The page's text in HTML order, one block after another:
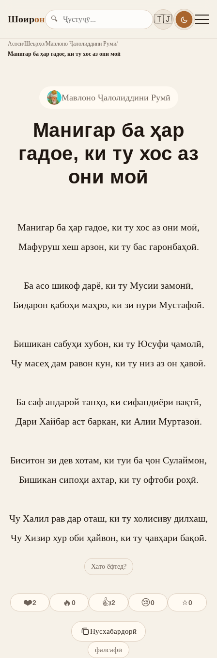
Шоирон 🔍 🇹🇯
Асосӣ/Шеърҳо/Мавлоно Ҷалолиддини Румӣ/
Манигар ба ҳар гадое, ки ту хос аз они моӣ
Мавлоно Ҷалолиддини Румӣ
Манигар ба ҳар
гадое, ки ту хос аз
они моӣ
Манигар ба ҳар гадое, ки ту хос аз они моӣ,
Мафуруш хеш арзон, ки ту бас гаронбаҳоӣ.
Ба асо шикоф дарё, ки ту Мусии замонӣ,
Бидарон қабоҳи маҳро, ки зи нури Мустафоӣ.
Бишикан сабуҳи хубон, ки ту Юсуфи ҷамолӣ,
Чу масеҳ дам равон кун, ки ту низ аз он ҳавоӣ.
Ба саф андарой танҳо, ки сифандиёри вақтӣ,
Дари Хайбар аст баркан, ки Алии Муртазоӣ.
Биситон зи дев хотам, ки туи ба ҷон Сулаймон,
Бишикан сипоҳи ахтар, ки ту офтоби роҳӣ.
Чу Халил рав дар оташ, ки ту холисиву дилхаш,
Чу Хизир хур оби ҳайвон, ки ту ҷавҳари бақоӣ.
Хато ёфтед?
❤️2 🔥0 👍2 😢0 ⭐0
Нусхабардорӣ
фалсафӣ